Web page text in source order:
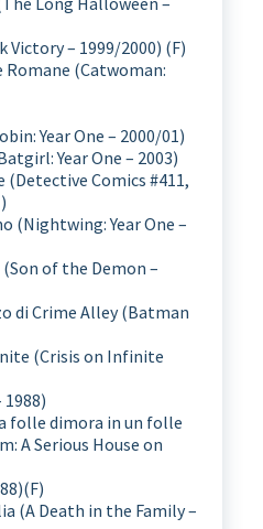
Victory – 1999/2000) (F)
(Catwoman:
Year One – 2000/01)
Year One – 2003)
(Detective Comics #411,
(Nightwing: Year One –
of the Demon –
di Crime Alley (Batman
(Crisis on Infinite
folle dimora in un folle
A Serious House on
(A Death in the Family –